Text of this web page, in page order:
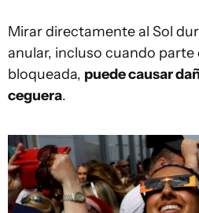
Mirar directamente al Sol
anular, incluso cuando parte
bloqueada, puede causar
ceguera.